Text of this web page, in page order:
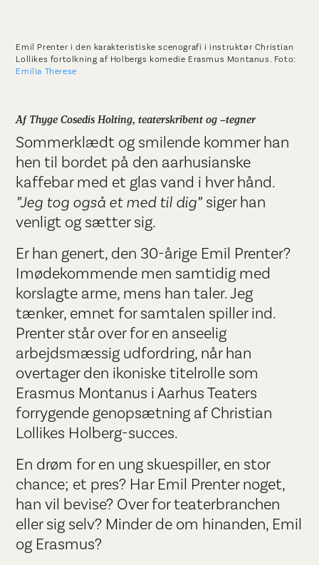
Emil Prenter i den karakteristiske scenografi i instruktør Christian
Lollikes fortolkning af Holbergs komedie Erasmus Montanus. Foto:
Emilia Therese
Af Thyge Cosedis Holting, teaterskribent og –tegner
Sommerklædt og smilende kommer han
hen til bordet på den aarhusianske
kaffebar med et glas vand i hver hånd.
”Jeg tog også et med til dig” siger han
venligt og sætter sig.
Er han genert, den 30-årige Emil Prenter?
Imødekommende men samtidig med
korslagte arme, mens han taler. Jeg
tænker, emnet for samtalen spiller ind.
Prenter står over for en anseelig
arbejdsmæssig udfordring, når han
overtager den ikoniske titelrolle som
Erasmus Montanus i Aarhus Teaters
forrygende genopsætning af Christian
Lollikes Holberg-succes.
En drøm for en ung skuespiller, en stor
chance; et pres? Har Emil Prenter noget,
han vil bevise? Over for teaterbranchen
eller sig selv? Minder de om hinanden, Emil
og Erasmus?